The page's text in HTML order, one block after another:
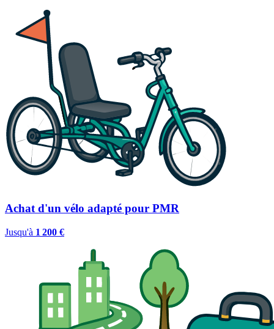
Achat d'un vélo adapté pour PMR
Jusqu'à 1 200 €